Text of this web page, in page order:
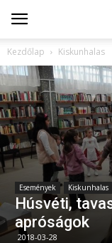
Kezdőlap Kiskunhalas
Események Kiskunhalas
Húsvéti,
apróságok
2018-03-28